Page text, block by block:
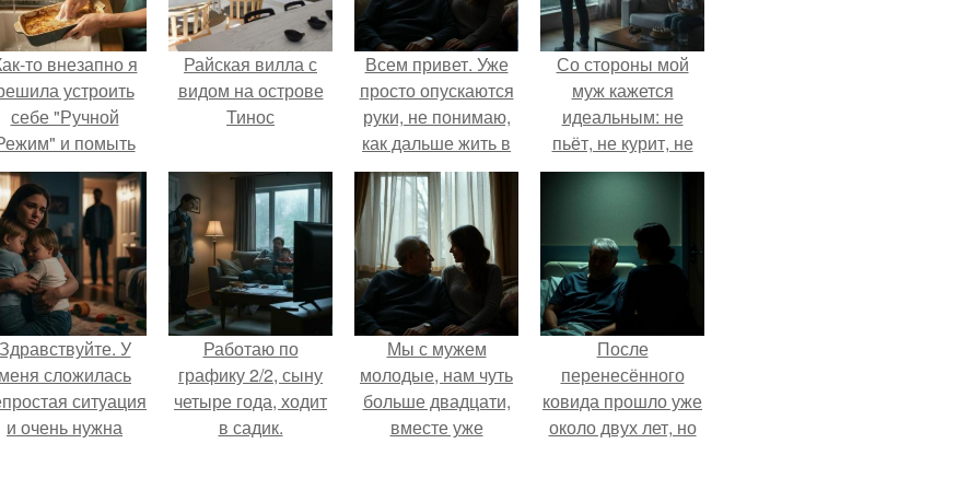
то внезапно я
устроить
себе "Ручной
и помыть
без помощи
техники.
Райская вилла с
видом на острове
Тинос
Всем привет. Уже
просто опускаются
руки, не понимаю,
как дальше жить в
этой ситуации.
Со стороны мой
муж кажется
идеальным: не
пьёт, не курит, не
даёт поводов для
ребёнком
справляется
отлично, да и
готовит лучше
многих.
У
сложилась
ситуация
и очень нужна
Работаю по
графику 2/2, сыну
четыре года, ходит
в садик.
Мы с мужем
молодые, нам чуть
больше двадцати,
вместе уже
После
перенесённого
ковида прошло уже
около двух лет, но